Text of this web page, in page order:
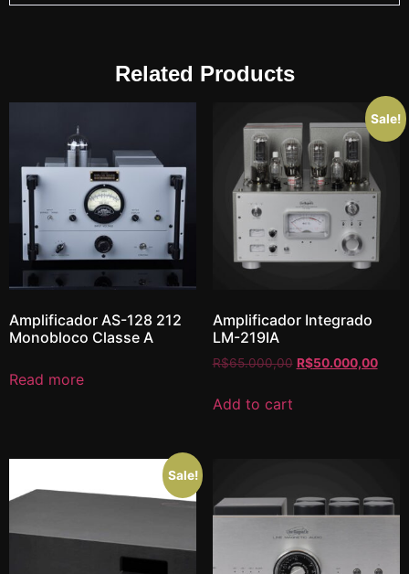
Related Products
Amplificador AS-128 212
Monobloco Classe A
Read more
Sale!
Amplificador Integrado
LM-219IA
R$65.000,00 R$50.000,00
Add to cart
Sale!